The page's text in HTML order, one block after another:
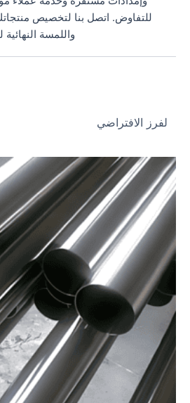
للتفاوض. اتصل بنا لتخصيص
واللمسة